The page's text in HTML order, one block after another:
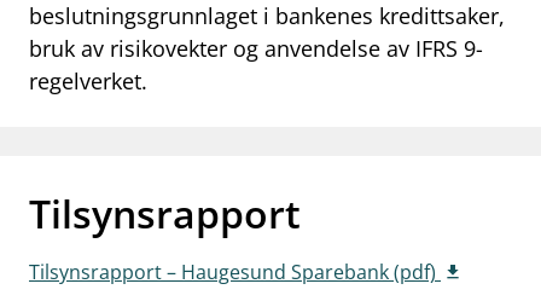
beslutningsgrunnlaget i bankenes kredittsaker,
bruk av risikovekter og anvendelse av IFRS 9-
regelverket.
Tilsynsrapport
Tilsynsrapport – Haugesund Sparebank (pdf)